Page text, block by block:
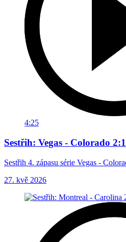
4:25
Sestřih: Vegas - Colorado 2:1
Sestřih 4. zápasu série Vegas -
27. kvě 2026